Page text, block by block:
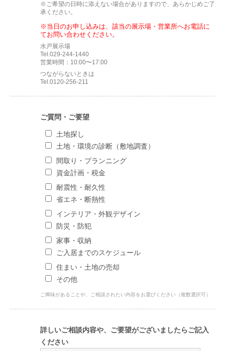
※ご希望の日時に添えない場合がありますので、あらかじめご了
承ください。
※当日のお申し込みは、該当の展示場・営業所へお電話に
てお問い合わせください。
水戸展示場
Tel.029-244-1440
営業時間：10:00〜17:00
つながらないときは
Tel.0120-256-211
ご質問・ご要望
土地探し
土地・環境の診断（敷地調査）
間取り・プランニング
資金計画・税金
耐震性・耐久性
省エネ・断熱性
インテリア・外観デザイン
防災・防犯
家事・収納
ご入居までのスケジュール
住まい・土地の売却
その他
ご興味があることや、ご相談されたい内容をお選びください（複数選択可）
詳しいご相談内容や、ご要望がございましたらご記入
ください